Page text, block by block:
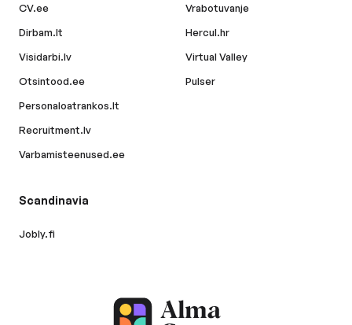
CV.ee
Dirbam.lt
Visidarbi.lv
Otsintood.ee
Personaloatrankos.lt
Recruitment.lv
Varbamisteenused.ee
Vrabotuvanje
Hercul.hr
Virtual Valley
Pulser
Scandinavia
Jobly.fi